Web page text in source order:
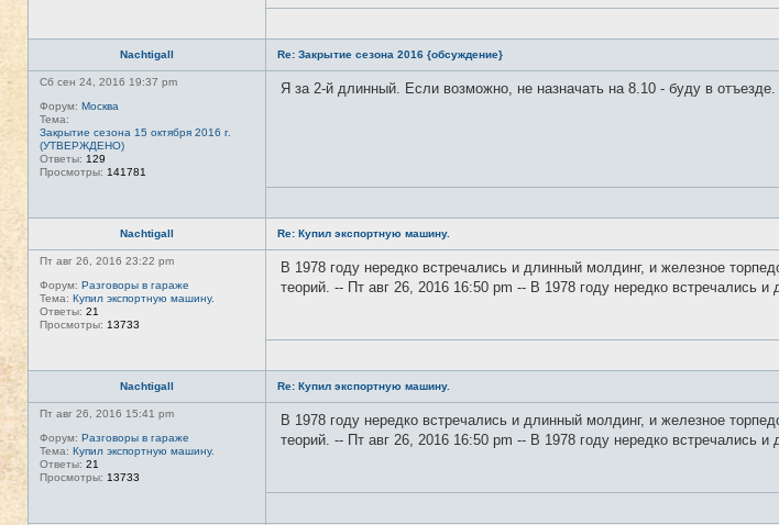
Nachtigall
Сб сен 24, 2016 19:37 pm
Форум: Москва
Тема:
Закрытие сезона 15 октября 2016 г.
(УТВЕРЖДЕНО)
Ответы: 129
Просмотры: 141781
Re: Закрытие сезона 2016 {обсуждение}
Я за 2-й длинный. Если возможно, не назначать на 8.10 - буду в отъезде.
Nachtigall
Пт авг 26, 2016 23:22 pm
Форум: Разговоры в гараже
Тема: Купил экспортную машину.
Ответы: 21
Просмотры: 13733
Re: Купил экспортную машину.
В 1978 году нередко встречались и длинный молдинг, и железное
теорий. -- Пт авг 26, 2016 16:50 pm -- В 1978 году нередко встречались
Nachtigall
Пт авг 26, 2016 15:41 pm
Форум: Разговоры в гараже
Тема: Купил экспортную машину.
Ответы: 21
Просмотры: 13733
Re: Купил экспортную машину.
В 1978 году нередко встречались и длинный молдинг, и железное
теорий. -- Пт авг 26, 2016 16:50 pm -- В 1978 году нередко встречались